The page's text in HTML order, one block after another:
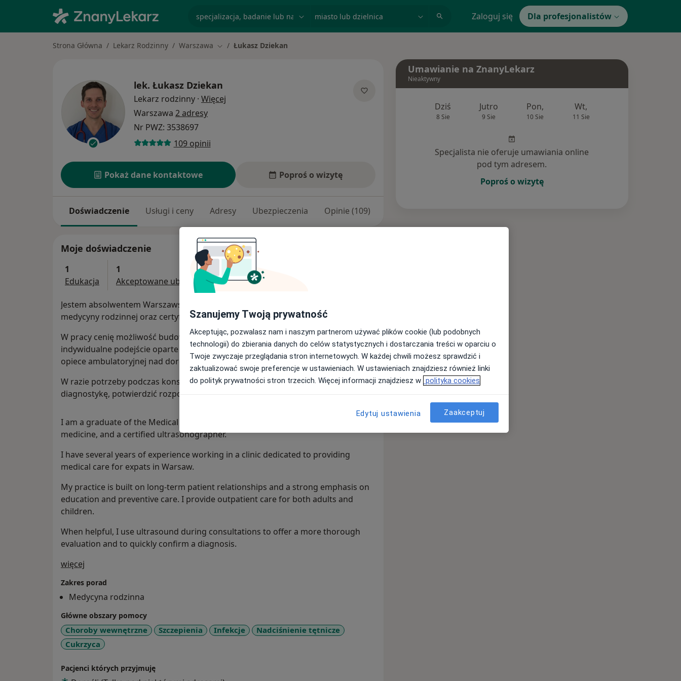
Zaloguj się Dla profesjonalistów
Strona Główna Lekarz Rodzinny Warszawa Zmień miasto
Łukasz Dziekan
lek. Łukasz Dziekan
Lekarz rodzinny · Więcej
Warszawa 2 adresy
Nr PWZ: 3538697
109 opinii
Pokaż dane kontaktowe Poproś o wizytę
Doświadczenie Usługi i ceny Adresy Ubezpieczenia Opinie (109)
Moje doświadczenie
1
Edukacja
1
Akceptowane ubezpieczenia
Jestem absolwentem Warszawskiego Uniwersytetu Medycznego, specjalistą
medycyny rodzinnej oraz certyfikowanym przez PTU ultrasonografistą.
W pracy cenię możliwość budowania długotrwałych relacji z pacjentami oraz
indywidualne podejście oparte na edukacji i profilaktyce. Mam doświadczenie w
opiece ambulatoryjnej nad dorosłymi i dziećmi.
W razie potrzeby podczas konsultacji wykorzystuję badanie USG, aby poszerzyć
diagnostykę, potwierdzić rozpoznanie i umożliwić szybkie rozpoczęcie leczenia.
I am a graduate of the Medical University of Warsaw, a specialist in family
medicine, and a certified ultrasonographer.
I have several years of experience working in a clinic dedicated to providing
medical care for expats in Warsaw.
My practice is built on long-term patient relationships and a strong emphasis on
education and preventive care. I provide outpatient care for both adults and
children.
When helpful, I use ultrasound during consultations to offer a more thorough
evaluation and to quickly confirm a diagnosis.
więcej
Zakres porad
Medycyna rodzinna
Główne obszary pomocy
Choroby wewnętrzne Szczepienia Infekcje
Nadciśnienie tętnicze
Cukrzyca
Pacjenci których przyjmuję
Umawianie na ZnanyLekarz
Nieaktywny
Dziś
8 Sie
Jutro
9 Sie
Pon,
10 Sie
Wt,
11 Sie
Specjalista nie oferuje umawiania online
pod tym adresem.
Poproś o wizytę
Szanujemy Twoją prywatność
Akceptując, pozwalasz nam i naszym partnerom używać plików cookie (lub podobnych
technologii) do zbierania danych do celów statystycznych i dostarczania treści w oparciu o
Twoje zwyczaje przeglądania stron internetowych. W każdej chwili możesz sprawdzić i
zaktualizować swoje preferencje w ustawieniach. W ustawieniach znajdziesz również linki
do polityk prywatności stron trzecich. Więcej informacji znajdziesz w polityka cookies
Edytuj ustawienia Zaakceptuj